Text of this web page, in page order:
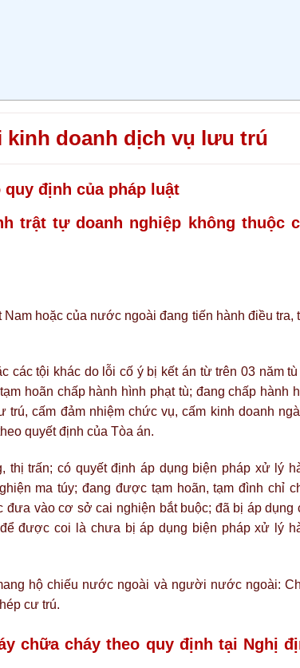
kinh doanh dịch vụ lưu trú
định của pháp luật
trật tự doanh nghiệp không thuộc
hoặc của nước ngoài đang tiến hành điều tra,
các tội khác do lỗi cố ý bị kết án từ trên 03 năm
hoãn chấp hành hình phạt tù; đang chấp hành
cấm đảm nhiệm chức vụ, cấm kinh doanh
quyết định của Tòa án.
trấn; có quyết định áp dụng biện pháp xử lý
ma túy; đang được tạm hoãn, tạm đình chỉ
vào cơ sở cai nghiện bắt buộc; đã bị áp dụng
được coi là chưa bị áp dụng biện pháp xử lý
hộ chiếu nước ngoài và người nước ngoài:
cư trú.
chữa cháy theo quy định tại Nghị